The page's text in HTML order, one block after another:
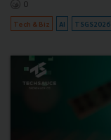
0
Tech & Biz AI TSGS2026